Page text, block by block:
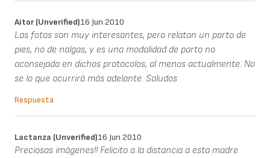
Aitor (unverified)16 Jun 2010
Las fotos son muy interesantes, pero relatan un parto de
pies, no de nalgas, y es una modalidad de parto no
aconsejada en dichos protocolos, al menos actualmente. No
se lo que ocurrirá más adelante. Saludos
Respuesta
Lactanza (unverified)16 Jun 2010
Preciosas imágenes!! Felicito a la distancia a esta madre